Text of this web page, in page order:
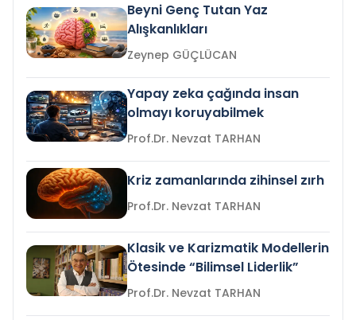
Beyni Genç Tutan Yaz
Alışkanlıkları
Zeynep GÜÇLÜCAN
Yapay zeka çağında insan
olmayı koruyabilmek
Prof.Dr. Nevzat TARHAN
Kriz zamanlarında zihinsel zırh
Prof.Dr. Nevzat TARHAN
Klasik ve Karizmatik Modellerin
Ötesinde “Bilimsel Liderlik”
Prof.Dr. Nevzat TARHAN